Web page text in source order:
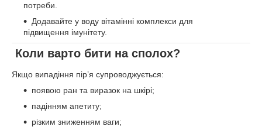
потреби.
Додавайте у воду вітамінні комплекси для
підвищення імунітету.
Коли варто бити на сполох?
Якщо випадіння пір’я супроводжується:
появою ран та виразок на шкірі;
падінням апетиту;
різким зниженням ваги;